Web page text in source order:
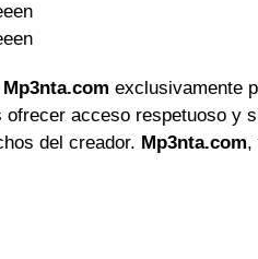
Mp3nta.com exclusivamente
acceso respetuoso y
del creador. Mp3nta.com,